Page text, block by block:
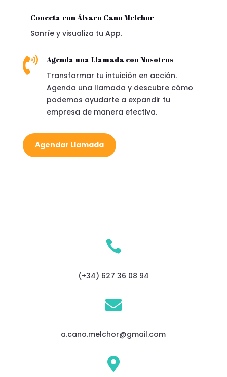
Conecta con Álvaro Cano Melchor
Sonríe y visualiza tu App.
 Agenda una Llamada con Nosotros
Transformar tu intuición en acción.
Agenda una llamada y descubre cómo
podemos ayudarte a expandir tu
empresa de manera efectiva.
Agendar Llamada

(+34) 627 36 08 94

a.cano.melchor@gmail.com
